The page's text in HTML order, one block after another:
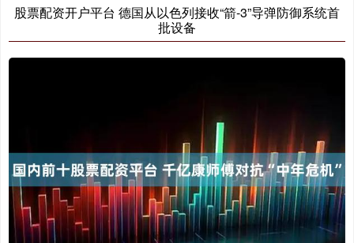
股票配资开户平台 德国从以色列接收“箭-3”导弹防御系统首
批设备